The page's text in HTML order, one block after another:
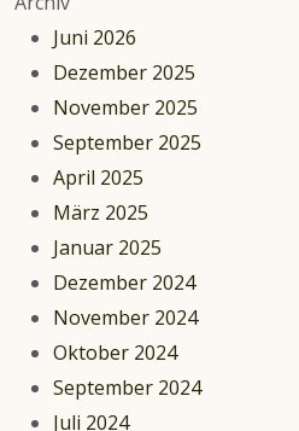
Juni 2026
Dezember 2025
November 2025
September 2025
April 2025
März 2025
Januar 2025
Dezember 2024
November 2024
Oktober 2024
September 2024
Juli 2024